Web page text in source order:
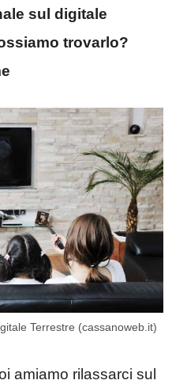
sul digitale
trovarlo?
Terrestre (cassanoweb.it)
amiamo rilassarci sul